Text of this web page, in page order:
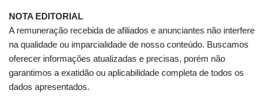
NOTA EDITORIAL
A remuneração recebida de afiliados e anunciantes não interfere
na qualidade ou imparcialidade de nosso conteúdo. Buscamos
oferecer informações atualizadas e precisas, porém não
garantimos a exatidão ou aplicabilidade completa de todos os
dados apresentados.